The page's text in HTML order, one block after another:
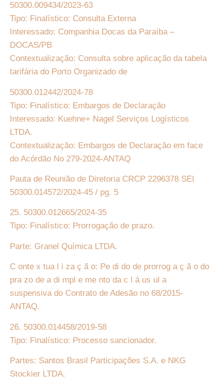
50300.009434/2023-63
Tipo: Finalístico: Consulta Externa
Interessado: Companhia Docas da Paraíba –
DOCAS/PB
Contextualização: Consulta sobre aplicação da tabela
tarifária do Porto Organizado de
50300.012442/2024-78
Tipo: Finalístico: Embargos de Declaração
Interessado: Kuehne+ Nagel Serviços Logísticos
LTDA.
Contextualização: Embargos de Declaração em face
do Acórdão No 279-2024-ANTAQ
Pauta de Reunião de Diretoria CRCP 2296378 SEI
50300.014572/2024-45 / pg. 5
25. 50300.012665/2024-35
Tipo: Finalístico: Prorrogação de prazo.
Parte: Granel Química LTDA.
C onte x tua l i za ç ã o: Pe di do de prorrog a ç ã o do
pra zo de a di mpl e me nto da c l á us ul a
suspensiva do Contrato de Adesão no 68/2015-
ANTAQ.
26. 50300.014458/2019-58
Tipo: Finalístico: Processo sancionador.
Partes: Santos Brasil Participações S.A. e NKG
Stockier LTDA.